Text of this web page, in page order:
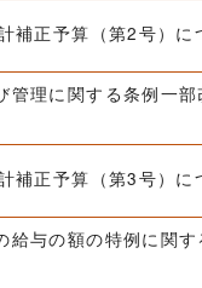
補正予算（第2号）に
管理に関する条例一
補正予算（第3号）に
給与の額の特例に関